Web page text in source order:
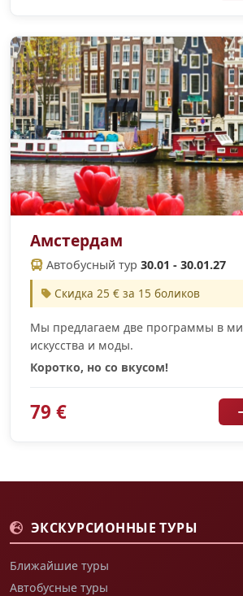
Амстердам
Автобусный тур 30.01 - 30.01.27
Скидка 25 € за 15 боликов
Мы предлагаем две программы в
искусства и моды.
Коротко, но со вкусом!
79 €
ЭКСКУРСИОННЫЕ ТУРЫ
Ближайшие туры
Автобусные туры